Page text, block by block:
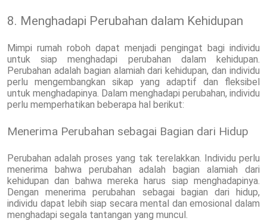
8. Menghadapi Perubahan dalam Kehidupan
Mimpi rumah roboh dapat menjadi pengingat bagi individu
untuk siap menghadapi perubahan dalam kehidupan.
Perubahan adalah bagian alamiah dari kehidupan, dan individu
perlu mengembangkan sikap yang adaptif dan fleksibel
untuk menghadapinya. Dalam menghadapi perubahan, individu
perlu memperhatikan beberapa hal berikut:
Menerima Perubahan sebagai Bagian dari Hidup
Perubahan adalah proses yang tak terelakkan. Individu perlu
menerima bahwa perubahan adalah bagian alamiah dari
kehidupan dan bahwa mereka harus siap menghadapinya.
Dengan menerima perubahan sebagai bagian dari hidup,
individu dapat lebih siap secara mental dan emosional dalam
menghadapi segala tantangan yang muncul.